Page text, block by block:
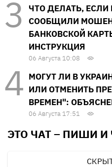
ЧТО ДЕЛАТЬ,
СООБЩИЛИ
БАНКОВСКОЙ
ИНСТРУКЦИЯ
06 Августа 10:08
МОГУТ ЛИ В
ИЛИ ОТМЕНИТЬ
ВРЕМЕН":
06 Августа 17:51
ЭТО ЧАТ – ПИШИ И